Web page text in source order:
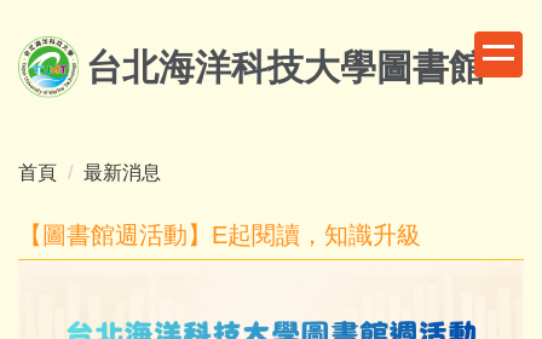
到
主
容
台北海洋科技大學圖書館
首頁 最新消息
【圖書館週活動】E起閱讀，知識升級